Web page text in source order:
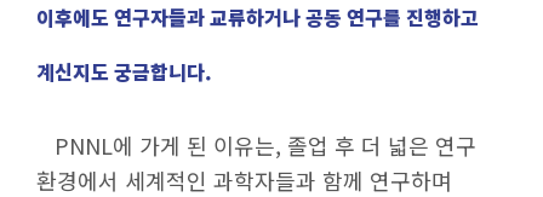
이후에도 연구자들과 교류하거나 공동 연구를 진행하고
계신지도 궁금합니다.
PNNL에 가게 된 이유는, 졸업 후 더 넓은 연구
환경에서 세계적인 과학자들과 함께 연구하며